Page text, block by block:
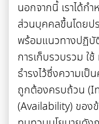
นอกจากนี้ เราได้ก
ส่วนบุคคลขึ้นโดยป
พร้อมแนวทางปฏิบั
การเก็บรวบรวม ใ
ธำรงไว้ซึ่งความเ
ถูกต้องครบถ้วน
(Availability) ของ